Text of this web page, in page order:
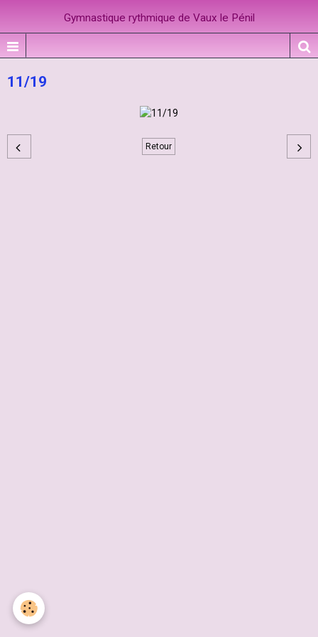
Gymnastique rythmique de Vaux le Pénil
11/19
Retour